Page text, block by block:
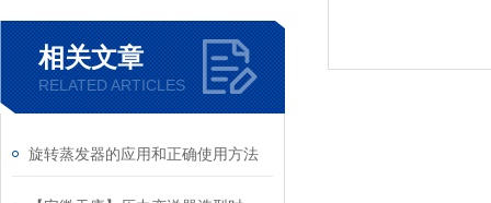
相关文章
RELATED ARTICLES
旋转蒸发器的应用和正确使用方法